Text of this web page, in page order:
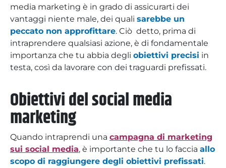
media marketing è in grado di assicurarti dei
vantaggi niente male, dei quali sarebbe un
peccato non approfittare. Ciò detto, prima di
intraprendere qualsiasi azione, è di fondamentale
importanza che tu abbia degli obiettivi precisi in
testa, così da lavorare con dei traguardi prefissati.
Obiettivi del social media
marketing
Quando intraprendi una campagna di marketing
sui social media, è importante che tu lo faccia allo
scopo di raggiungere degli obiettivi prefissati.